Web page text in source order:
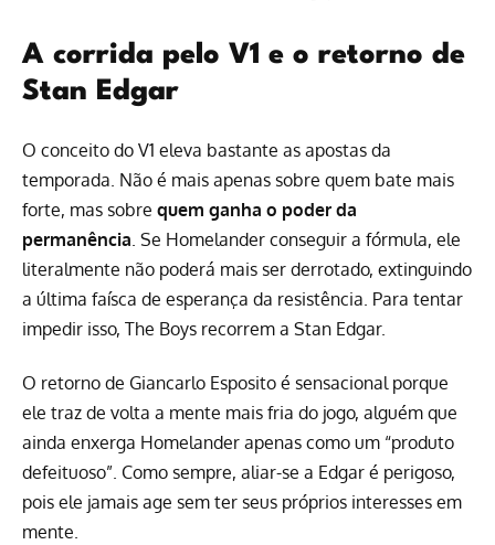
A corrida pelo V1 e o retorno de
Stan Edgar
O conceito do V1 eleva bastante as apostas da
temporada. Não é mais apenas sobre quem bate mais
forte, mas sobre quem ganha o poder da
permanência . Se Homelander conseguir a fórmula, ele
literalmente não poderá mais ser derrotado, extinguindo
a última faísca de esperança da resistência. Para tentar
impedir isso, The Boys recorrem a Stan Edgar.
O retorno de Giancarlo Esposito é sensacional porque
ele traz de volta a mente mais fria do jogo, alguém que
ainda enxerga Homelander apenas como um “produto
defeituoso”. Como sempre, aliar-se a Edgar é perigoso,
pois ele jamais age sem ter seus próprios interesses em
mente.